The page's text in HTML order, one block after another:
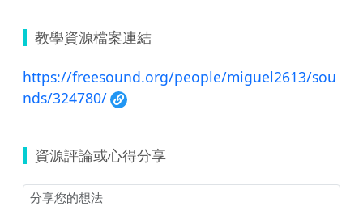
教學資源檔案連結
https://freesound.org/people/miguel2613/sou
nds/324780/
資源評論或心得分享